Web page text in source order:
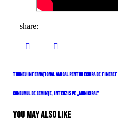
share:
Navigare
în
articole
Previous
Turneu internațional amical pentru echipa de tineret
Next
Consumul de semințe, interzis pe „Municipal”
You May Also Like